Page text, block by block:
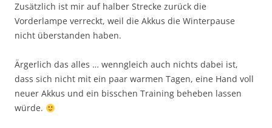
Zusätzlich ist mir auf halber Strecke zurück die
Vorderlampe verreckt, weil die Akkus die Winterpause
nicht überstanden haben.
Ärgerlich das alles … wenngleich auch nichts dabei ist,
dass sich nicht mit ein paar warmen Tagen, eine Hand voll
neuer Akkus und ein bisschen Training beheben lassen
würde.